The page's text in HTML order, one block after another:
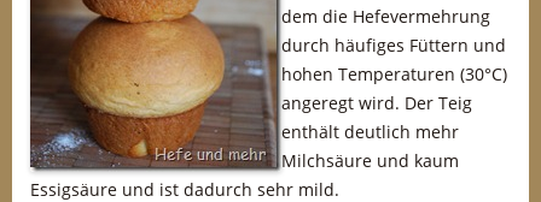
dem die Hefevermehrung
durch häufiges Füttern und
hohen Temperaturen (30°C)
angeregt wird. Der Teig
enthält deutlich mehr
Milchsäure und kaum
Essigsäure und ist dadurch sehr mild.